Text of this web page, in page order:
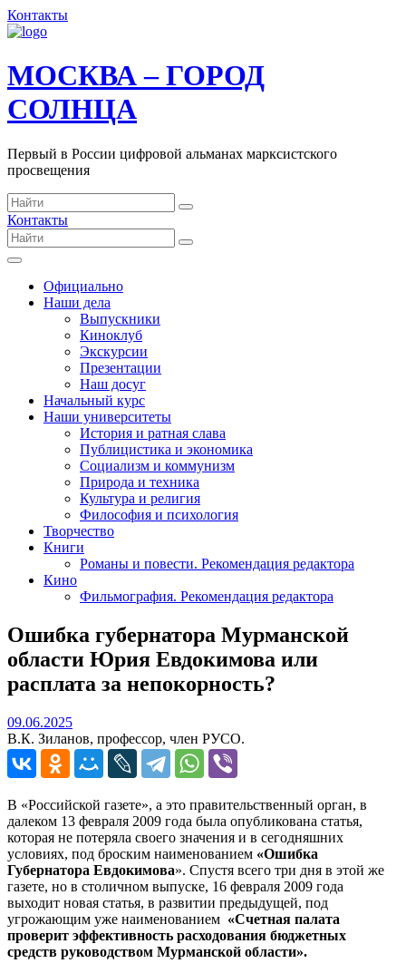
Контакты
МОСКВА – ГОРОД
СОЛНЦА
Первый в России цифровой альманах марксистского
просвещения
Контакты
Официально
Наши дела
Выпускники
Киноклуб
Экскурсии
Презентации
Наш досуг
Начальный курс
Наши университеты
История и ратная слава
Публицистика и экономика
Социализм и коммунизм
Природа и техника
Культура и религия
Философия и психология
Творчество
Книги
Романы и повести. Рекомендация редактора
Кино
Фильмография. Рекомендация редактора
Ошибка губернатора Мурманской
области Юрия Евдокимова или
расплата за непокорность?
09.06.202509.06.2025
В.К. Зиланов, профессор, член РУСО.
В «Российской газете», а это правительственный орган, в
далеком 13 февраля 2009 года была опубликована статья,
которая не потеряла своего значения и в сегодняшних
условиях, под броским наименованием «Ошибка
Губернатора Евдокимова». Спустя всего три дня в этой же
газете, но в столичном выпуске, 16 февраля 2009 года
выходит новая статья, в развитии предыдущей, под
угрожающим уже наименованием «Счетная палата
проверит эффективность расходования бюджетных
средств руководством Мурманской области».